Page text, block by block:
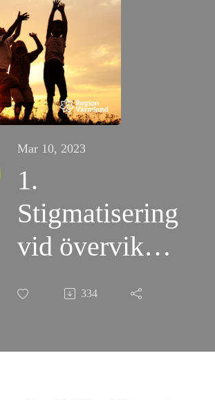
Mar 10, 2023
1.
Stigmatisering
vid övervikt
och obesitas
334